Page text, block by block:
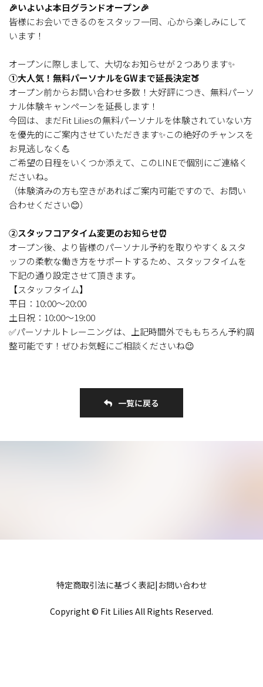
🎉いよいよ本日グランドオープン🎉
皆様にお会いできるのをスタッフ一同、心から楽しみにして
います！
オープンに際しまして、大切なお知らせが２つあります✨
①大人気！無料パーソナルをGWまで延長決定🍑
オープン前からお問い合わせ多数！大好評につき、無料パーソ
ナル体験キャンペーンを延長します！
今回は、まだFit Liliesの無料パーソナルを体験されていない方
を優先的にご案内させていただきます✨この絶好のチャンスを
お見逃しなく💪
ご希望の日程をいくつか添えて、このLINEで個別にご連絡く
ださいね。
（体験済みの方も空きがあればご案内可能ですので、お問い
合わせください😊）
②スタッフコアタイム変更のお知らせ⏰
オープン後、より皆様のパーソナル予約を取りやすく＆スタ
ッフの柔軟な働き方をサポートするため、スタッフタイムを
下記の通り設定させて頂きます。
【スタッフタイム】
平日：10:00～20:00
土日祝：10:00～19:00
✅パーソナルトレーニングは、上記時間外でももちろん予約調
整可能です！ぜひお気軽にご相談くださいね😉
一覧に戻る
特定商取引法に基づく表記| お問い合わせ
Copyright © Fit Lilies All Rights Reserved.